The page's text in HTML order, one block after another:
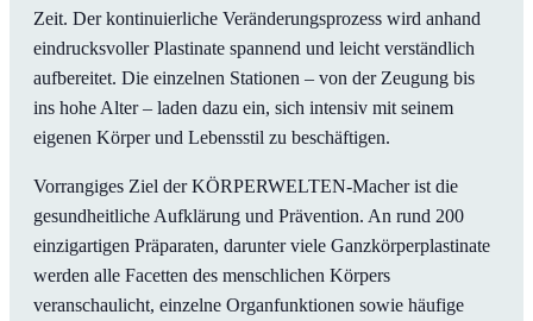
Zeit. Der kontinuierliche Veränderungsprozess wird anhand
eindrucksvoller Plastinate spannend und leicht verständlich
aufbereitet. Die einzelnen Stationen – von der Zeugung bis
ins hohe Alter – laden dazu ein, sich intensiv mit seinem
eigenen Körper und Lebensstil zu beschäftigen.
Vorrangiges Ziel der KÖRPERWELTEN-Macher ist die
gesundheitliche Aufklärung und Prävention. An rund 200
einzigartigen Präparaten, darunter viele Ganzkörperplastinate
werden alle Facetten des menschlichen Körpers
veranschaulicht, einzelne Organfunktionen sowie häufige